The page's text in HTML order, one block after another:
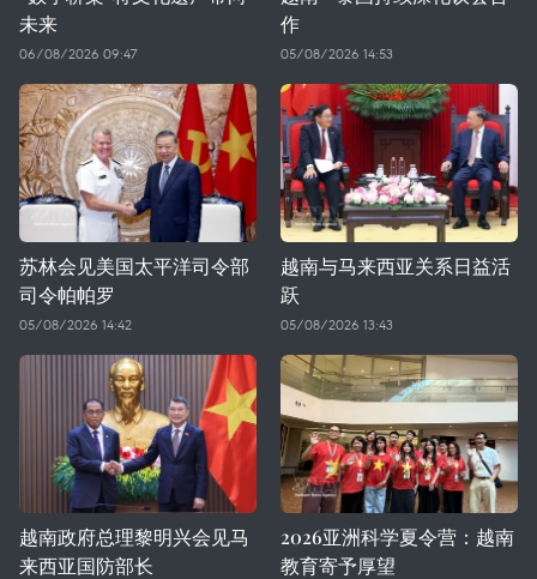
未来
06/08/2026 09:47
作
05/08/2026 14:53
苏林会见美国太平洋司令部
司令帕帕罗
05/08/2026 14:42
越南与马来西亚关系日益活
跃
05/08/2026 13:43
越南政府总理黎明兴会见马
来西亚国防部长
2026亚洲科学夏令营：越南
教育寄予厚望